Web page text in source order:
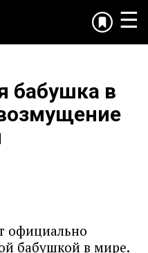
☰
бабушка в
официально
бабушкой в мире.